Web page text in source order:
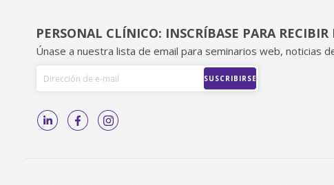
PERSONAL CLÍNICO: INSCRÍBASE PARA
Únase a nuestra lista de email para seminarios web, noticias